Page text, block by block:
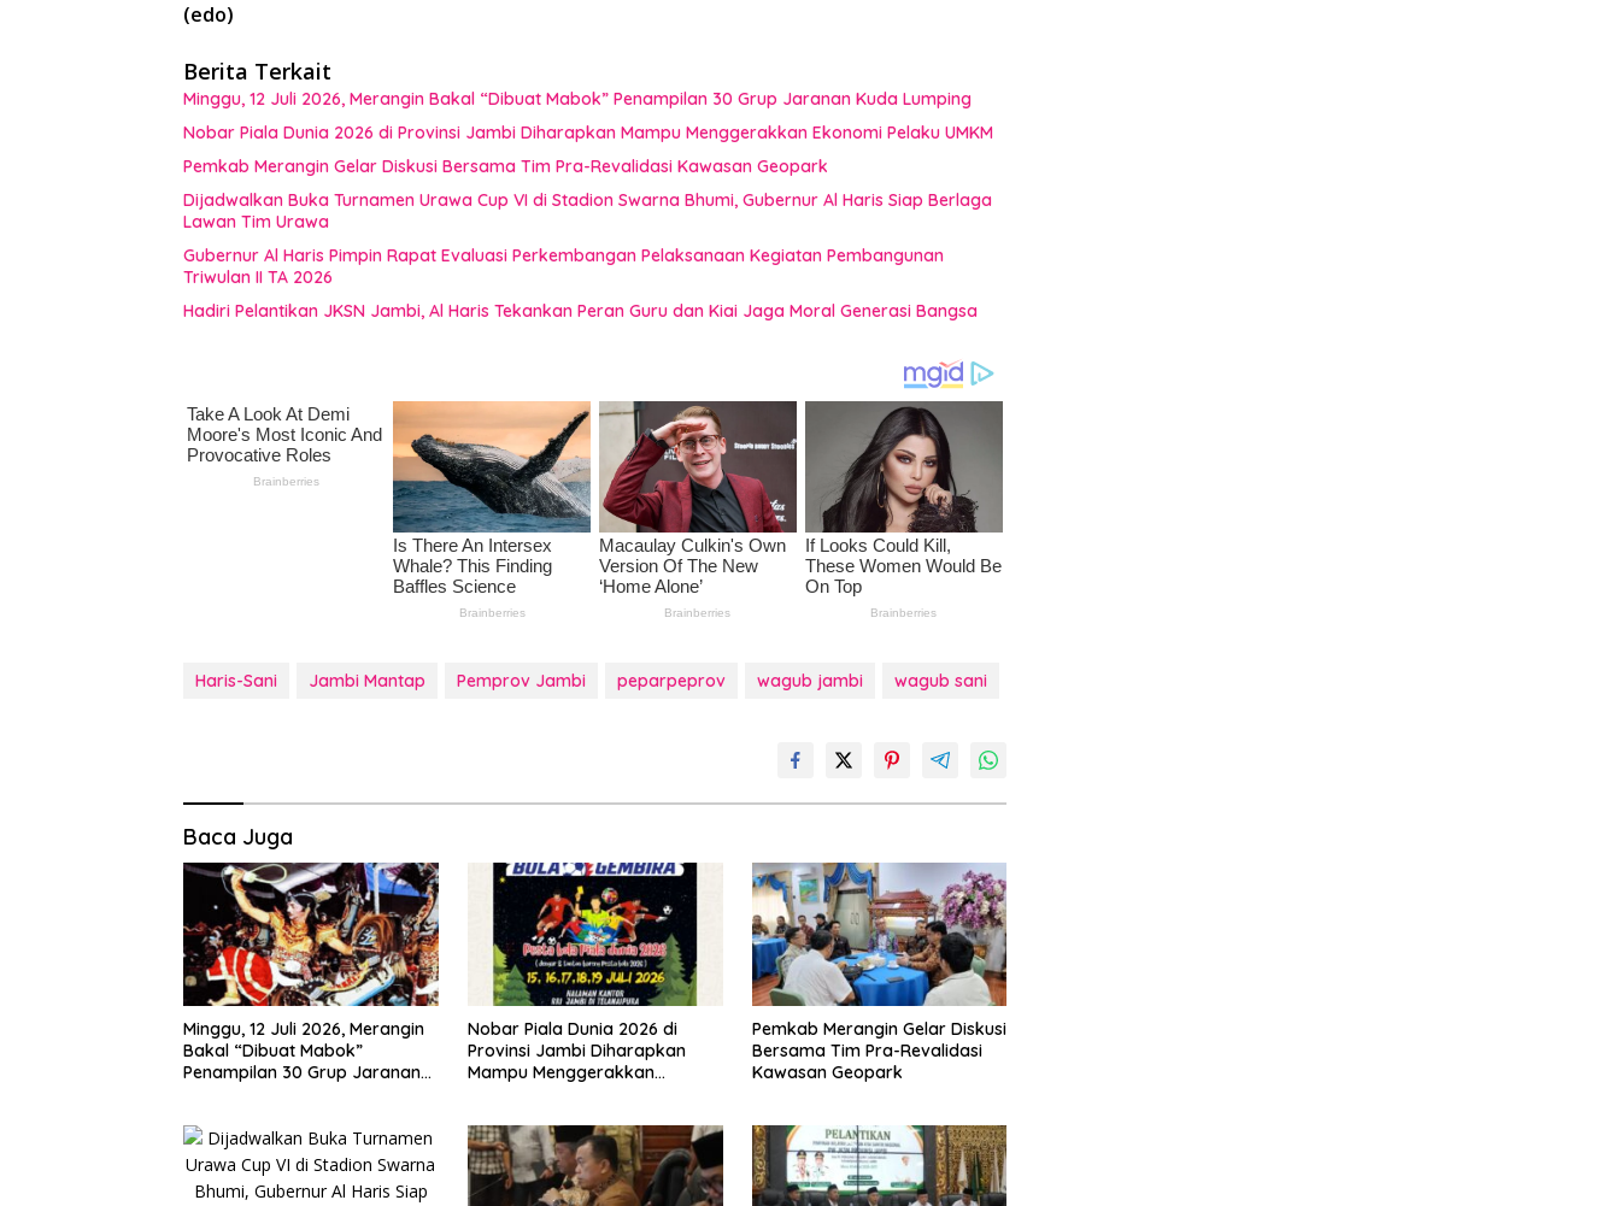
(edo)
Berita Terkait
Minggu, 12 Juli 2026, Merangin Bakal “Dibuat Mabok” Penampilan 30 Grup Jaranan Kuda Lumping
Nobar Piala Dunia 2026 di Provinsi Jambi Diharapkan Mampu Menggerakkan Ekonomi Pelaku UMKM
Pemkab Merangin Gelar Diskusi Bersama Tim Pra-Revalidasi Kawasan Geopark
Dijadwalkan Buka Turnamen Urawa Cup VI di Stadion Swarna Bhumi, Gubernur Al Haris Siap Berlaga
Lawan Tim Urawa
Gubernur Al Haris Pimpin Rapat Evaluasi Perkembangan Pelaksanaan Kegiatan Pembangunan
Triwulan II TA 2026
Hadiri Pelantikan JKSN Jambi, Al Haris Tekankan Peran Guru dan Kiai Jaga Moral Generasi Bangsa
Haris-Sani Jambi Mantap Pemprov Jambi peparpeprov wagub jambi wagub sani
Baca Juga
Minggu, 12 Juli 2026, Merangin
Bakal “Dibuat Mabok”
Penampilan 30 Grup Jaranan
Nobar Piala Dunia 2026 di
Provinsi Jambi Diharapkan
Mampu Menggerakkan
Pemkab Merangin Gelar Diskusi
Bersama Tim Pra-Revalidasi
Kawasan Geopark